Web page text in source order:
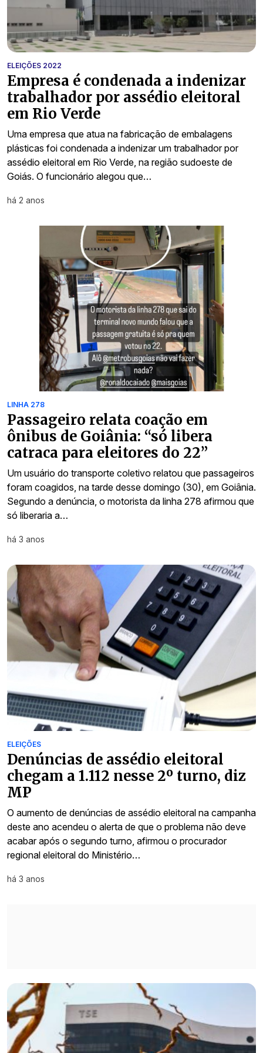
ELEIÇÕES 2022
Empresa é condenada a indenizar
trabalhador por assédio eleitoral
em Rio Verde
Uma empresa que atua na fabricação de embalagens
plásticas foi condenada a indenizar um trabalhador por
assédio eleitoral em Rio Verde, na região sudoeste de
Goiás. O funcionário alegou que…
há 2 anos
LINHA 278
Passageiro relata coação em
ônibus de Goiânia: “só libera
catraca para eleitores do 22”
Um usuário do transporte coletivo relatou que passageiros
foram coagidos, na tarde desse domingo (30), em Goiânia.
Segundo a denúncia, o motorista da linha 278 afirmou que
só liberaria a…
há 3 anos
ELEIÇÕES
Denúncias de assédio eleitoral
chegam a 1.112 nesse 2º turno, diz
MP
O aumento de denúncias de assédio eleitoral na campanha
deste ano acendeu o alerta de que o problema não deve
acabar após o segundo turno, afirmou o procurador
regional eleitoral do Ministério…
há 3 anos